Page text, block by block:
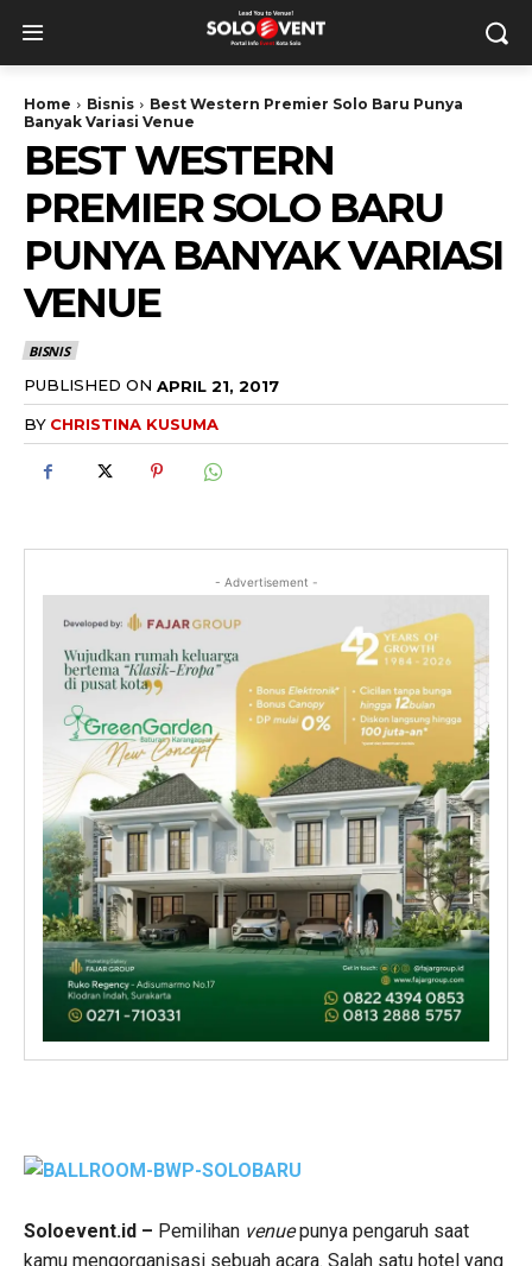
Home Bisnis
Best Western Premier Solo Baru Punya
Banyak Variasi Venue
BEST WESTERN
PREMIER SOLO BARU
PUNYA BANYAK VARIASI
VENUE
BISNIS
PUBLISHED ON APRIL 21, 2017
BY CHRISTINA KUSUMA
- Advertisement -
Soloevent.id – Pemilihan venuepunya pengaruh saat
kamu mengorganisasi sebuah acara. Salah satu hotel yang